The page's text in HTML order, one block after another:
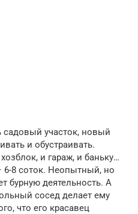
садовый участок, новый
и обустраивать.
и гараж, и баньку…
6-8 соток. Неопытный, но
бурную деятельность. А
сосед делает ему
что его красавец